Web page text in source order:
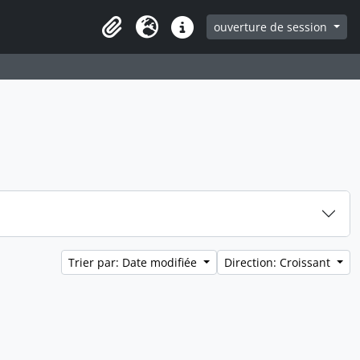
ClipboardLangueLiens rapidesouverture de session
Trier par: Date modifiée Direction: Croissant